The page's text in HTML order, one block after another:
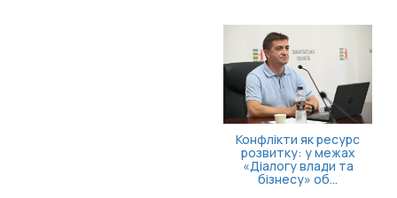
Як опанувати себе та
повернути відчуття
контролю